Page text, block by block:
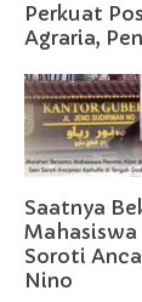
Perkuat
Agraria,
Saatnya
Mahasiswa
Soroti
Nino